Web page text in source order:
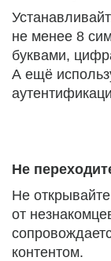
не менее 8
буквами,
А ещё
Не
Не
от
контентом.